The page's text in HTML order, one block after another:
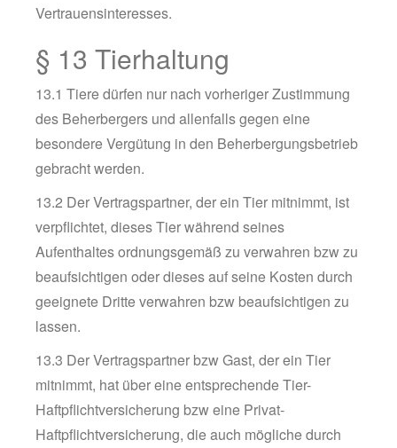
Vertrauensinteresses.
§ 13 Tierhaltung
13.1 Tiere dürfen nur nach vorheriger Zustimmung
des Beherbergers und allenfalls gegen eine
besondere Vergütung in den Beherbergungsbetrieb
gebracht werden.
13.2 Der Vertragspartner, der ein Tier mitnimmt, ist
verpflichtet, dieses Tier während seines
Aufenthaltes ordnungsgemäß zu verwahren bzw zu
beaufsichtigen oder dieses auf seine Kosten durch
geeignete Dritte verwahren bzw beaufsichtigen zu
lassen.
13.3 Der Vertragspartner bzw Gast, der ein Tier
mitnimmt, hat über eine entsprechende Tier-
Haftpflichtversicherung bzw eine Privat-
Haftpflichtversicherung, die auch mögliche durch